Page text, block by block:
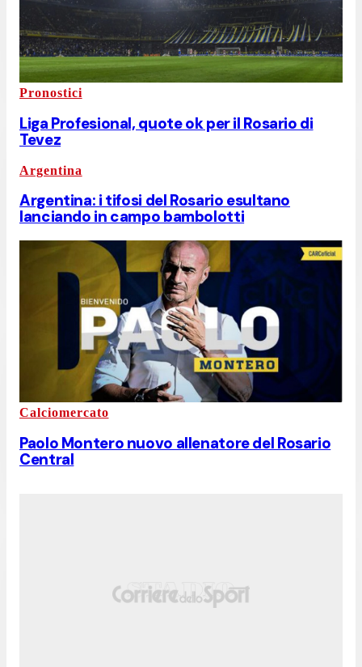
Pronostici
Liga Profesional, quote ok per il Rosario di
Tevez
Argentina
Argentina: i tifosi del Rosario esultano
lanciando in campo bambolotti
Calciomercato
Paolo Montero nuovo allenatore del Rosario
Central